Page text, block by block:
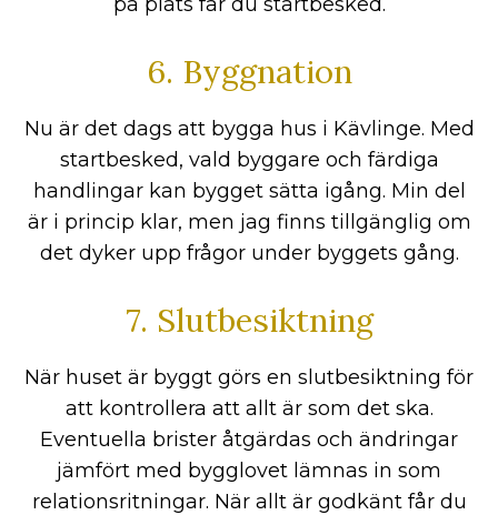
6. Byggnation
Nu är det dags att bygga hus i Kävlinge. Med
startbesked, vald byggare och färdiga
handlingar kan bygget sätta igång. Min del
är i princip klar, men jag finns tillgänglig om
det dyker upp frågor under byggets gång.
7. Slutbesiktning
När huset är byggt görs en slutbesiktning för
att kontrollera att allt är som det ska.
Eventuella brister åtgärdas och ändringar
jämfört med bygglovet lämnas in som
relationsritningar. När allt är godkänt får du